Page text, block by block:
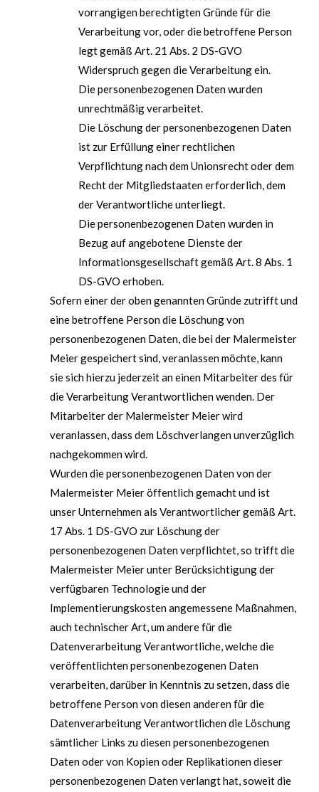
vorrangigen berechtigten Gründe für die
Verarbeitung vor, oder die betroffene Person
legt gemäß Art. 21 Abs. 2 DS-GVO
Widerspruch gegen die Verarbeitung ein.
Die personenbezogenen Daten wurden
unrechtmäßig verarbeitet.
Die Löschung der personenbezogenen Daten
ist zur Erfüllung einer rechtlichen
Verpflichtung nach dem Unionsrecht oder dem
Recht der Mitgliedstaaten erforderlich, dem
der Verantwortliche unterliegt.
Die personenbezogenen Daten wurden in
Bezug auf angebotene Dienste der
Informationsgesellschaft gemäß Art. 8 Abs. 1
DS-GVO erhoben.
Sofern einer der oben genannten Gründe zutrifft und
eine betroffene Person die Löschung von
personenbezogenen Daten, die bei der Malermeister
Meier gespeichert sind, veranlassen möchte, kann
sie sich hierzu jederzeit an einen Mitarbeiter des für
die Verarbeitung Verantwortlichen wenden. Der
Mitarbeiter der Malermeister Meier wird
veranlassen, dass dem Löschverlangen unverzüglich
nachgekommen wird.
Wurden die personenbezogenen Daten von der
Malermeister Meier öffentlich gemacht und ist
unser Unternehmen als Verantwortlicher gemäß Art.
17 Abs. 1 DS-GVO zur Löschung der
personenbezogenen Daten verpflichtet, so trifft die
Malermeister Meier unter Berücksichtigung der
verfügbaren Technologie und der
Implementierungskosten angemessene Maßnahmen,
auch technischer Art, um andere für die
Datenverarbeitung Verantwortliche, welche die
veröffentlichten personenbezogenen Daten
verarbeiten, darüber in Kenntnis zu setzen, dass die
betroffene Person von diesen anderen für die
Datenverarbeitung Verantwortlichen die Löschung
sämtlicher Links zu diesen personenbezogenen
Daten oder von Kopien oder Replikationen dieser
personenbezogenen Daten verlangt hat, soweit die